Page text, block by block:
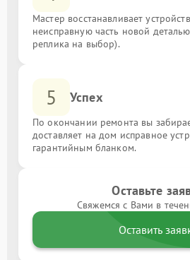
Мастер восстанавливает
неисправную часть новой
реплика на выбор).
5 Успех
По окончании ремонта вы
доставляет на дом исправное
гарантийным бланком.
Оставьте
Свяжемся с Вами в
Оставить